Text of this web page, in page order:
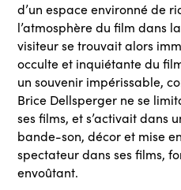
d’un espace environné de
l’atmosphère du film dans
visiteur se trouvait alors
occulte et inquiétante du
un souvenir impérissable,
Brice Dellsperger ne se
ses films, et s’activait dans
bande-son, décor et mise
spectateur dans ses films,
envoûtant.